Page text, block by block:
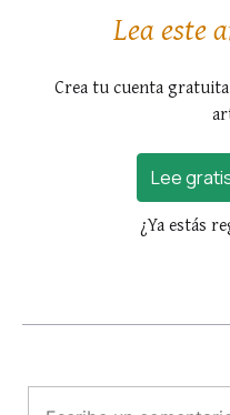
Lea este
Crea tu cuenta
Lee
¿Ya estás